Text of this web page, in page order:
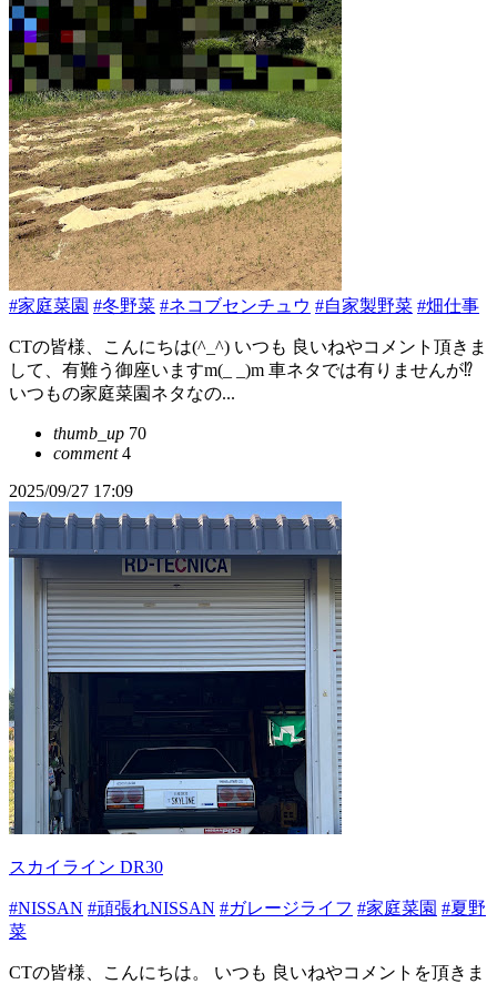
#家庭菜園 #冬野菜 #ネコブセンチュウ #自家製野菜 #畑仕事
CTの皆様、こんにちは(^_^) いつも 良いねやコメント頂きま
して、有難う御座いますm(_ _)m 車ネタでは有りませんが⁉︎
いつもの家庭菜園ネタなの...
thumb_up 70
comment4
2025/09/27 17:09
スカイライン DR30
#NISSAN #頑張れNISSAN #ガレージライフ #家庭菜園 #夏野
菜
CTの皆様、こんにちは。 いつも 良いねやコメントを頂きま